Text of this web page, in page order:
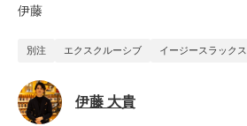
伊藤
別注 エクスクルーシブ イージースラックス
伊藤 大貴